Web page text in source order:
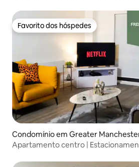
Favorito dos hóspedes
Favorito dos hóspedes
Condomínio em Greater
Apartamento centro |